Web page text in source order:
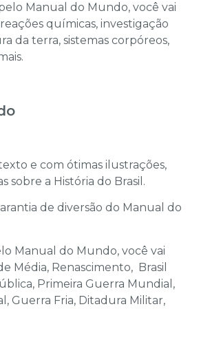
Manual do Mundo, você vai
químicas, investigação
da terra, sistemas corpóreos,
e com ótimas ilustrações,
sobre a História do Brasil.
de diversão do Manual do
Manual do Mundo, você vai
Média, Renascimento, Brasil
Primeira Guerra Mundial,
Guerra Fria, Ditadura Militar,